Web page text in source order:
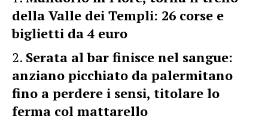
della Valle dei Templi: 26 corse e
biglietti da 4 euro
Serata al bar finisce nel sangue:
anziano picchiato da palermitano
fino a perdere i sensi, titolare lo
ferma col mattarello